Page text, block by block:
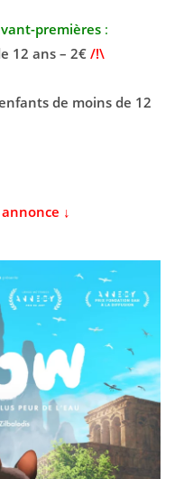
premières :
12 ans – 2€/!\
de moins de 12
↓